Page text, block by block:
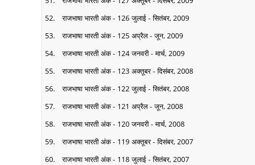
राजभाषा भारती अंक - 126 जुलाई - सितंबर, 2009
राजभाषा भारती अंक - 125 अप्रैल - जून, 2009
राजभाषा भारती अंक - 124 जनवरी - मार्च, 2009
राजभाषा भारती अंक - 123 अक्तूबर - दिसंबर, 2008
राजभाषा भारती अंक - 122 जुलाई - सितंबर, 2008
राजभाषा भारती अंक - 121 अप्रैल - जून, 2008
राजभाषा भारती अंक - 120 जनवरी - मार्च, 2008
राजभाषा भारती अंक - 119 अक्तूबर - दिसंबर, 2007
राजभाषा भारती अंक - 118 जुलाई - सितंबर, 2007